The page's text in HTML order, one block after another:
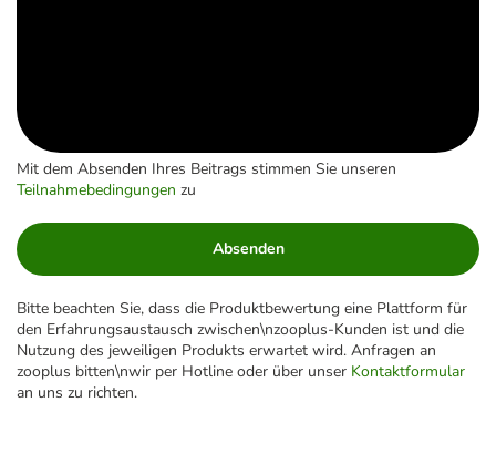
Mit dem Absenden Ihres Beitrags stimmen Sie unseren
Teilnahmebedingungen zu
Absenden
Bitte beachten Sie, dass die Produktbewertung eine Plattform für
den Erfahrungsaustausch zwischen\nzooplus-Kunden ist und die
Nutzung des jeweiligen Produkts erwartet wird. Anfragen an
zooplus bitten\nwir per Hotline oder über unser Kontaktformular
an uns zu richten.